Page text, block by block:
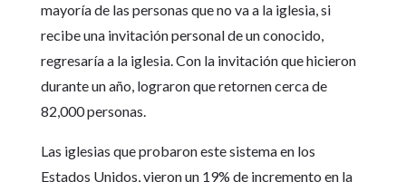
mayoría de las personas que no va a la iglesia, si
recibe una invitación personal de un conocido,
regresaría a la iglesia. Con la invitación que hicieron
durante un año, lograron que retornen cerca de
82,000 personas.
Las iglesias que probaron este sistema en los
Estados Unidos, vieron un 19% de incremento en la